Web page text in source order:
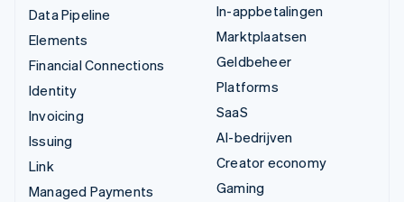
Data Pipeline
Elements
Financial Connections
Identity
Invoicing
Issuing
Link
Managed Payments
In-appbetalingen
Marktplaatsen
Geldbeheer
Platforms
SaaS
AI-bedrijven
Creator economy
Gaming